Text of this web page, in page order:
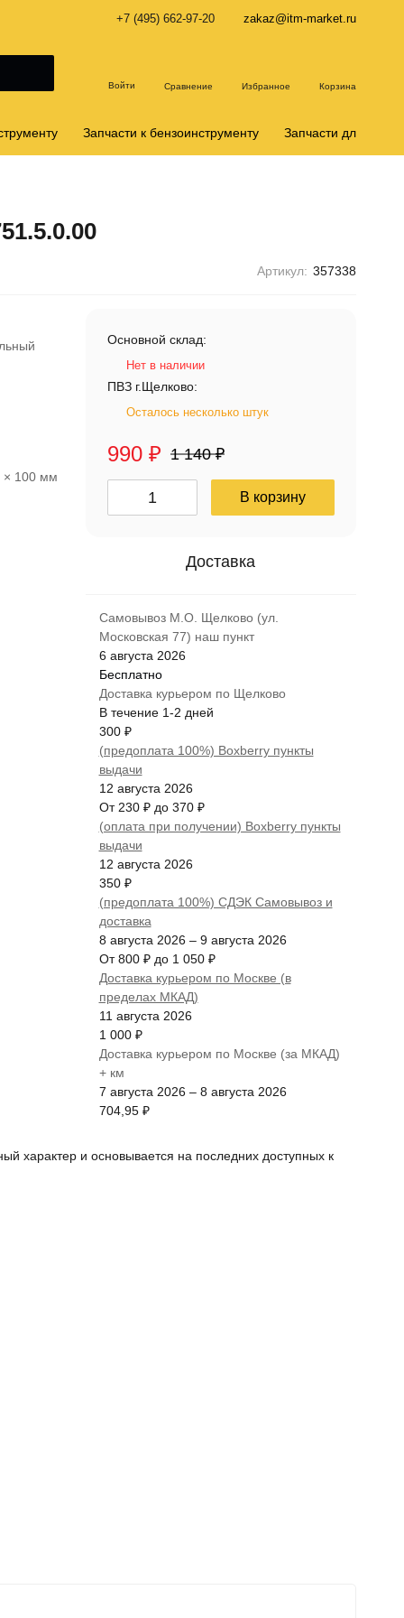
+7 (495) 662-97-20 zakaz@itm-market.ru
Войти Сравнение Избранное Корзина
Запчасти к бензоинструменту Запчасти для
Артикул: 357338
× 100 мм
Основной склад:
Нет в наличии
ПВЗ г.Щелково:
Осталось несколько штук
990 ₽ 1 140₽
В корзину
Самовывоз М.О. Щелково (ул.
Московская 77) наш пункт
6 августа 2026
Бесплатно
Доставка курьером по Щелково
В течение 1-2 дней
300 ₽
(предоплата 100%) Boxberry пункты
выдачи
12 августа 2026
От 230 ₽ до 370 ₽
(оплата при получении) Boxberry пункты
выдачи
12 августа 2026
350 ₽
(предоплата 100%) СДЭК Самовывоз и
доставка
8 августа 2026 – 9 августа 2026
От 800 ₽ до 1 050 ₽
Доставка курьером по Москве (в
пределах МКАД)
11 августа 2026
1 000 ₽
Доставка курьером по Москве (за МКАД)
+ км
7 августа 2026 – 8 августа 2026
704,95 ₽
характер и основывается на последних доступных к